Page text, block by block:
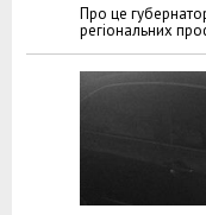
Про це
регіональних